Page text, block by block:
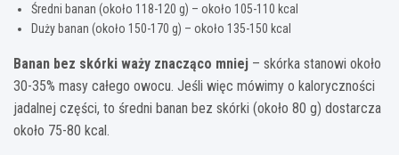
Średni banan (około 118-120 g) – około 105-110 kcal
Duży banan (około 150-170 g) – około 135-150 kcal
Banan bez skórki waży znacząco mniej – skórka stanowi około
30-35% masy całego owocu. Jeśli więc mówimy o kaloryczności
jadalnej części, to średni banan bez skórki (około 80 g) dostarcza
około 75-80 kcal.